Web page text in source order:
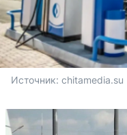
Источник: chitamedia.su